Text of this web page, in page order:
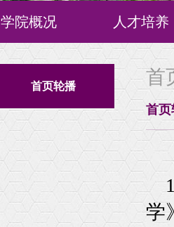
学院概况
培养理念
机构设置
精彩图片
公示
相关下载
人才培养
教学体系
培养方案
本科生科研训练
首页轮播 首
首页
学